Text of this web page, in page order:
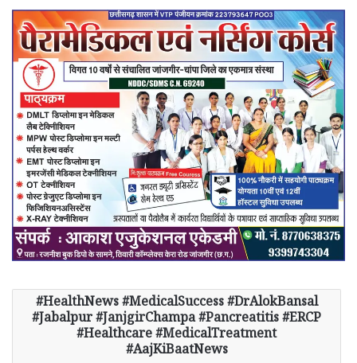
HealthNews #MedicalSuccess #DrAlokBansal
#Jabalpur #JanjgirChampa #Pancreatitis #ERCP
#Healthcare #MedicalTreatment
#AajKiBaatNews